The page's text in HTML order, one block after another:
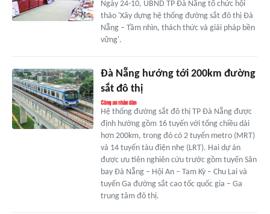
Ngày 24-10, UBND TP Đà Nẵng tổ chức hội
thảo 'Xây dựng hệ thống đường sắt đô thị Đà
Nẵng – Tầm nhìn, thách thức và giải pháp bền
vững'.
Đà Nẵng hướng tới 200km đường
sắt đô thị
Hệ thống đường sắt đô thị TP Đà Nẵng được
định hướng gồm 16 tuyến với tổng chiều dài
hơn 200km, trong đó có 2 tuyến metro (MRT)
và 14 tuyến tàu điện nhẹ (LRT). Hai dự án
được ưu tiên nghiên cứu trước gồm tuyến Sân
bay Đà Nẵng – Hội An – Tam Kỳ – Chu Lai và
tuyến Ga đường sắt cao tốc quốc gia – Ga
trung tâm đô thị.